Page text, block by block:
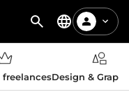
freelancesDesign &